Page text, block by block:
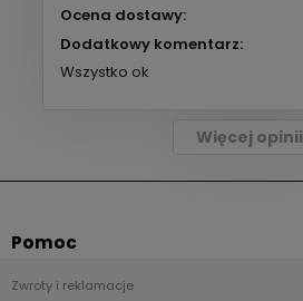
Ocena dostawy:
Dodatkowy komentarz:
Wszystko ok
Więcej opinii
Pomoc
Zwroty i reklamacje